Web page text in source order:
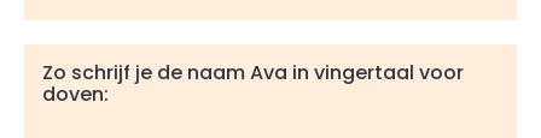
Zo schrijf je de naam Ava in vingertaal voor
doven: